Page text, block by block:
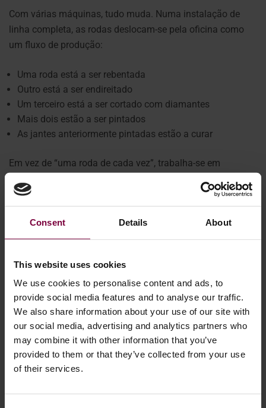
Consent Details About
This website uses cookies
We use cookies to personalise content and ads, to
provide social media features and to analyse our traffic.
We also share information about your use of our site with
our social media, advertising and analytics partners who
may combine it with other information that you’ve
provided to them or that they’ve collected from your use
of their services.
Com várias máquinas, tudo muda. Numa instalação de
linha completa, as rodas deslocam-se pela oficina como
um fluxo de produção:
Uma roda está a ser rebentada
Outro está a ser endireitado
Um terceiro está a ser cortado com diamantes
Mais dois estão a ser pintados
As jantes anteriormente pintadas estão a curar
Em vez de “uma roda de cada vez”, trabalha-se em
1. Sem estrangulamentos:Cada fase da reparação tem o
seu próprio equipamento dedicado. O jato de areia já não
atrasa o corte. A pintura não espera pela preparação. A
desempenha a sua função de forma contínua.
2. Maior eficiência laboral: Os operadores já não estão
parados enquanto uma máquina funciona. Enquanto a
WR-DCM3 efectua automaticamente um corte de diamante
de 15 minutos, o técnico pode preparar a roda seguinte ou
iniciar um ciclo de pintura na WM600. A automatização +
produção sem aumentar drasticamente o pessoal.